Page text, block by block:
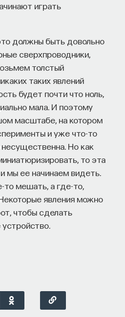
играть
должны быть довольно
сверхпроводники,
толстый
таких явлений
будет почти что ноль,
мала. И поэтому
масштабе, на котором
и уже что-то
Но как
то эта
мы ее начинаем видеть.
то мешать, а где-то,
явления можно
чтобы сделать